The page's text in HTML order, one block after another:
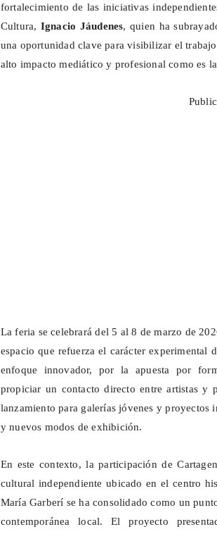
fortalecimiento de las iniciativas
Cultura, Ignacio Jáudenes, quien ha
una oportunidad clave para visibilizar el
alto impacto mediático y profesional como es
La feria se celebrará del 5 al 8 de marzo de
espacio que refuerza el carácter
enfoque innovador, por la apuesta por
propiciar un contacto directo entre artistas y
lanzamiento para galerías jóvenes y proyectos
y nuevos modos de exhibición.
En este contexto, la participación de
cultural independiente ubicado en el centro
María Garberí se ha consolidado como un
contemporánea local. El proyecto